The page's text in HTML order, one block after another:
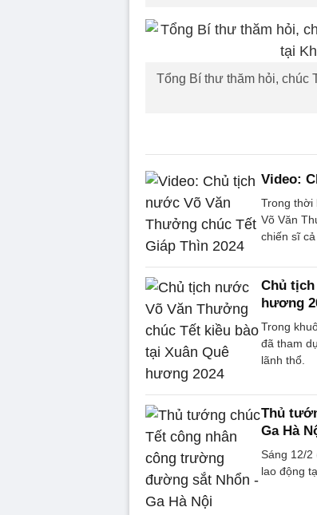
Tổng Bí thư thăm hỏi, chúc
Video:
Trong thời
Võ Văn
chiến sĩ cả
Chủ
hương
Trong
đã tham
lãnh thổ.
Thủ
Ga Hà
Sáng 12/2
lao động